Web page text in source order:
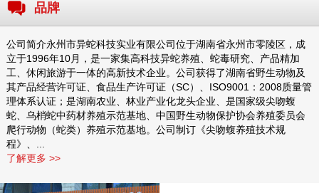
品牌
公司简介永州市异蛇科技实业有限公司位于湖南省永州市零陵区，成
立于1996年10月，是一家集高科技异蛇养殖、蛇毒研究、产品精加
工、休闲旅游于一体的高新技术企业。公司获得了湖南省野生动物及
其产品经营许可证、食品生产许可证（SC）、ISO9001：2008质量管
理体系认证；是湖南农业、林业产业化龙头企业、是国家级尖吻蝮
蛇、乌梢蛇中药材养殖示范基地、中国野生动物保护协会养殖委员会
爬行动物（蛇类）养殖示范基地。公司制订《尖吻蝮养殖技术规
程》、...
了解更多 >>